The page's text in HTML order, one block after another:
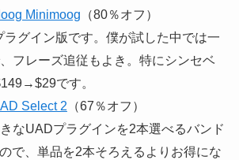
Minimoog （80％オフ）
グイン版です。僕が試した中では一
フレーズ追従もよき。特にシンセベ
です。
Select 2 （67％オフ）
なUADプラグインを2本選べるバンド
で、単品を2本そろえるよりお得にな